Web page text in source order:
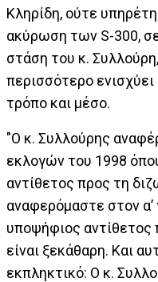
Κληρίδη, ούτε
ακύρωση των S-300,
στάση του κ.
περισσότερο
τρόπο και μέσο.
"Ο κ. Συλλούρης
εκλογών του 1998
αντίθετος προς τη
αναφερόμαστε στον
υποψήφιος αντίθετος
είναι ξεκάθαρη. Και
εκπληκτικό: Ο κ.